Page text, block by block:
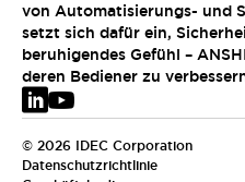
von Automatisierungs- und
setzt sich dafür ein,
beruhigendes Gefühl –
deren Bediener zu
© 2026 IDEC Corporation
Datenschutzrichtlinie